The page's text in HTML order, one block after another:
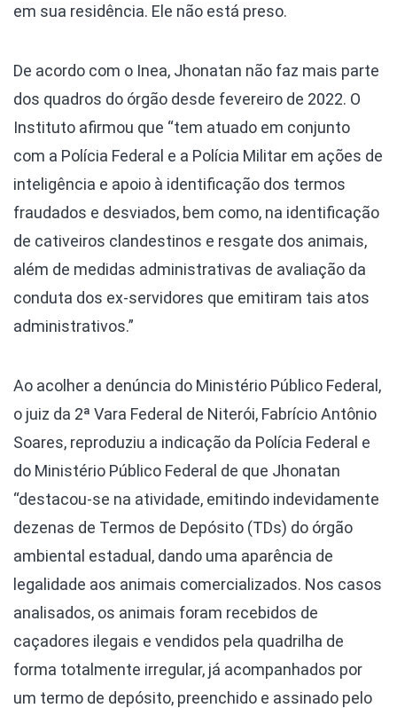
em sua residência. Ele não está preso.
De acordo com o Inea, Jhonatan não faz mais parte
dos quadros do órgão desde fevereiro de 2022. O
Instituto afirmou que “tem atuado em conjunto
com a Polícia Federal e a Polícia Militar em ações de
inteligência e apoio à identificação dos termos
fraudados e desviados, bem como, na identificação
de cativeiros clandestinos e resgate dos animais,
além de medidas administrativas de avaliação da
conduta dos ex-servidores que emitiram tais atos
administrativos.”
Ao acolher a denúncia do Ministério Público Federal,
o juiz da 2ª Vara Federal de Niterói, Fabrício Antônio
Soares, reproduziu a indicação da Polícia Federal e
do Ministério Público Federal de que Jhonatan
“destacou-se na atividade, emitindo indevidamente
dezenas de Termos de Depósito (TDs) do órgão
ambiental estadual, dando uma aparência de
legalidade aos animais comercializados. Nos casos
analisados, os animais foram recebidos de
caçadores ilegais e vendidos pela quadrilha de
forma totalmente irregular, já acompanhados por
um termo de depósito, preenchido e assinado pelo